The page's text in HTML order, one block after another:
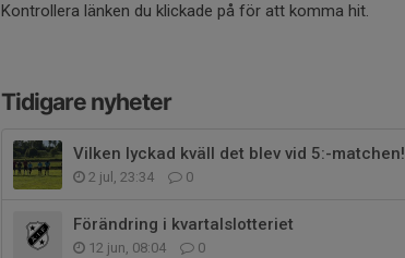
Kontrollera länken du klickade på för att komma hit.
Tidigare nyheter
Vilken lyckad kväll det blev vid 5:-matchen!
2 jul, 23:34 0
Förändring i kvartalslotteriet
12 jun, 08:04 0